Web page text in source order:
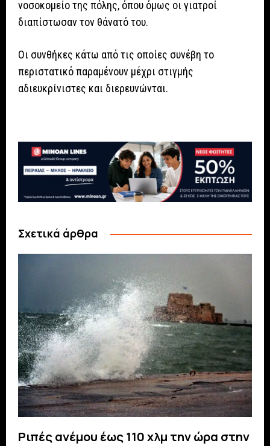
νοσοκομείο της πόλης, όπου όμως οι γιατροί
διαπίστωσαν τον θάνατό του.
Οι συνθήκες κάτω από τις οποίες συνέβη το
περιστατικό παραμένουν μέχρι στιγμής
αδιευκρίνιστες και διερευνώνται.
Σχετικά άρθρα
Ριπές ανέμου έως 110 χλμ την ώρα στην